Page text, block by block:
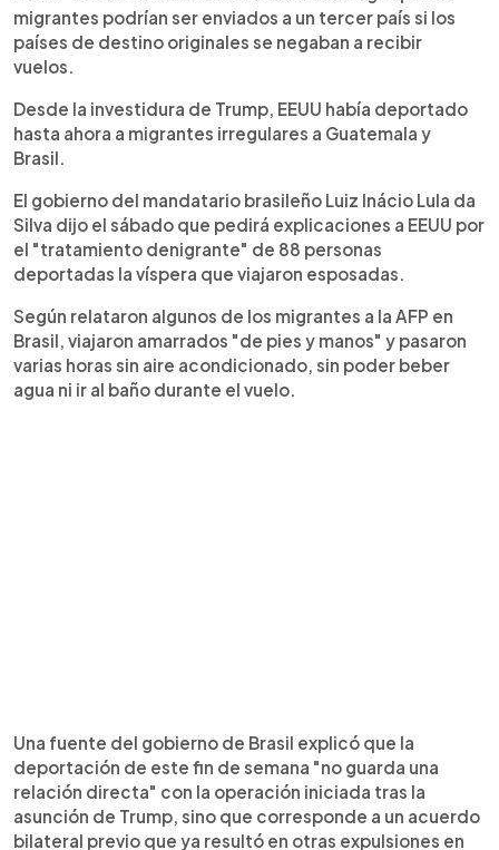
migrantes podrían ser enviados a un tercer país si los
países de destino originales se negaban a recibir
vuelos.
Desde la investidura de Trump, EEUU había deportado
hasta ahora a migrantes irregulares a Guatemala y
Brasil.
El gobierno del mandatario brasileño Luiz Inácio Lula da
Silva dijo el sábado que pedirá explicaciones a EEUU por
el "tratamiento denigrante" de 88 personas
deportadas la víspera que viajaron esposadas.
Según relataron algunos de los migrantes a la AFP en
Brasil, viajaron amarrados "de pies y manos" y pasaron
varias horas sin aire acondicionado, sin poder beber
agua ni ir al baño durante el vuelo.
Una fuente del gobierno de Brasil explicó que la
deportación de este fin de semana "no guarda una
relación directa" con la operación iniciada tras la
asunción de Trump, sino que corresponde a un acuerdo
bilateral previo que ya resultó en otras expulsiones en